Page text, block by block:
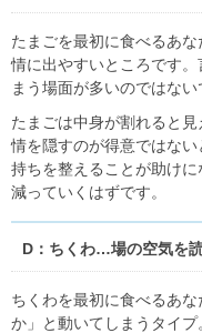
たまごを最初に食べるあ
情に出やすいところです
まう場面が多いのではない
たまごは中身が割れると
情を隠すのが得意ではな
持ちを整えることが助け
減っていくはずです。
D：ちくわ…場の空気を
ちくわを最初に食べるあ
か」と動いてしまうタイ